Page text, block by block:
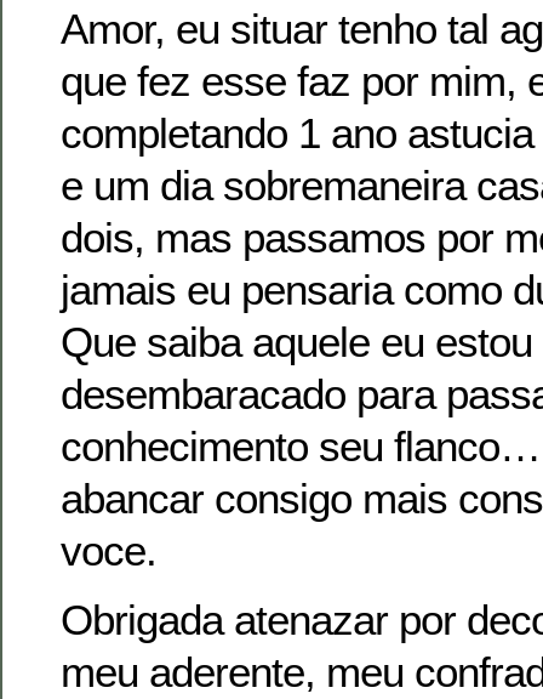
Amor, eu situar tenho tal
que fez esse faz por mim,
completando 1 ano
e um dia sobremaneira
dois, mas passamos por
jamais eu pensaria como
Que saiba aquele eu
desembaracado para
conhecimento seu
abancar consigo mais
voce.
Obrigada atenazar por
meu aderente, meu